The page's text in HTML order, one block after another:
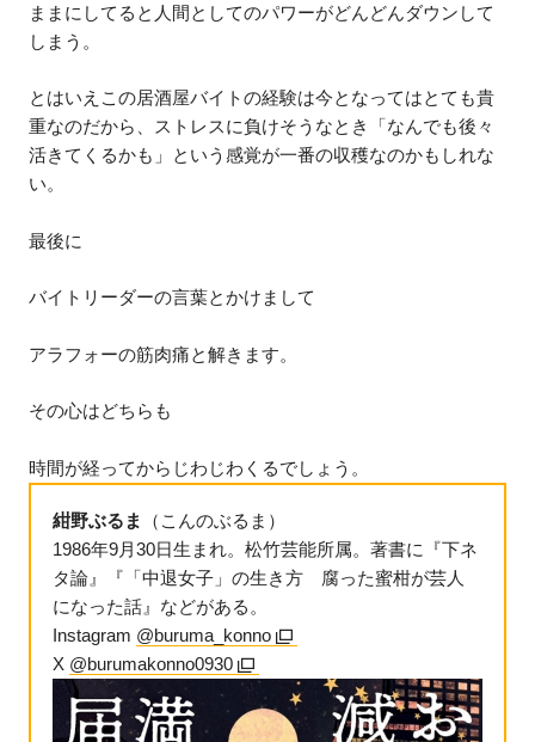
ままにしてると人間としてのパワーがどんどんダウンして
しまう。
とはいえこの居酒屋バイトの経験は今となってはとても貴
重なのだから、ストレスに負けそうなとき「なんでも後々
活きてくるかも」という感覚が一番の収穫なのかもしれな
い。
最後に
バイトリーダーの言葉とかけまして
アラフォーの筋肉痛と解きます。
その心はどちらも
時間が経ってからじわじわくるでしょう。
紺野ぶるま
（こんのぶるま）
1986年9月30日生まれ。松竹芸能所属。著書に『下ネ
タ論』『「中退女子」の生き方 腐った蜜柑が芸人
になった話』などがある。
Instagram @buruma_konno
X @burumakonno0930